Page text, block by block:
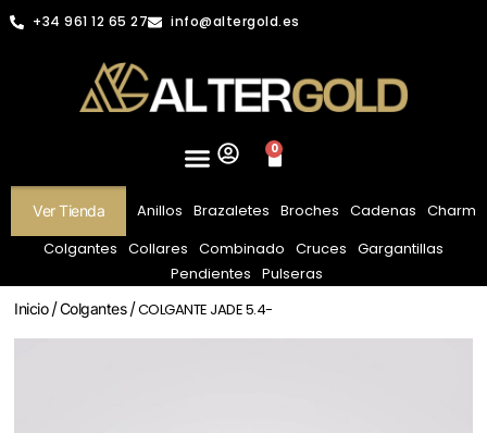
+34 961 12 65 27 info@altergold.es
0
Ver Tienda Anillos Brazaletes Broches Cadenas Charm
Colgantes Collares Combinado Cruces Gargantillas
Pendientes Pulseras
Inicio/Colgantes/ COLGANTE JADE 5.4-